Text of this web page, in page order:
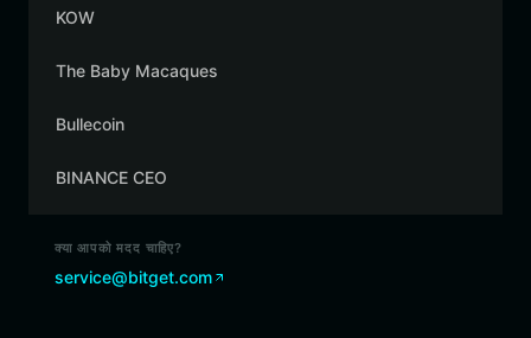
KOW
The Baby Macaques
Bullecoin
BINANCE CEO
क्या आपको मदद चाहिए?
service@bitget.com